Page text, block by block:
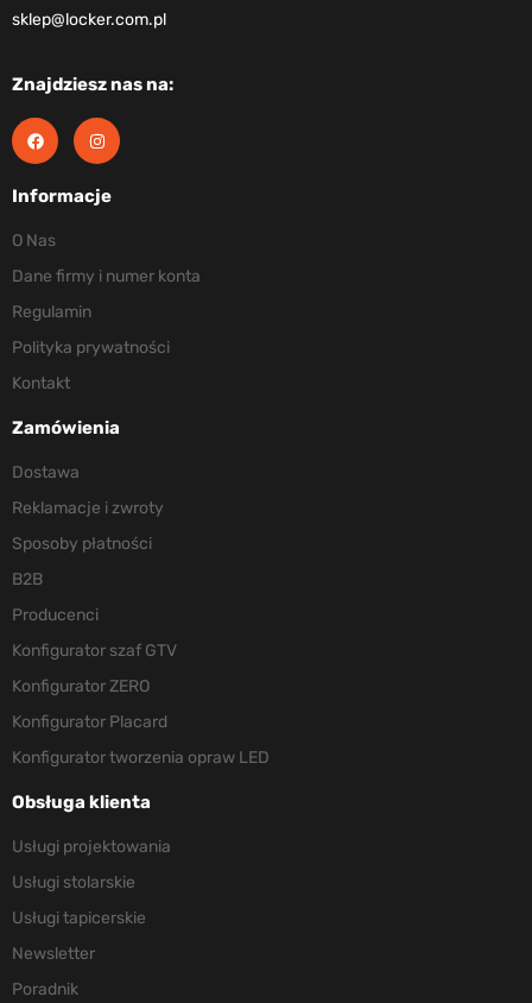
sklep@locker.com.pl
Znajdziesz nas na:
Informacje
O Nas
Dane firmy i numer konta
Regulamin
Polityka prywatności
Kontakt
Zamówienia
Dostawa
Reklamacje i zwroty
Sposoby płatności
B2B
Producenci
Konfigurator szaf GTV
Konfigurator ZERO
Konfigurator Placard
Konfigurator tworzenia opraw LED
Obsługa klienta
Usługi projektowania
Usługi stolarskie
Usługi tapicerskie
Newsletter
Poradnik